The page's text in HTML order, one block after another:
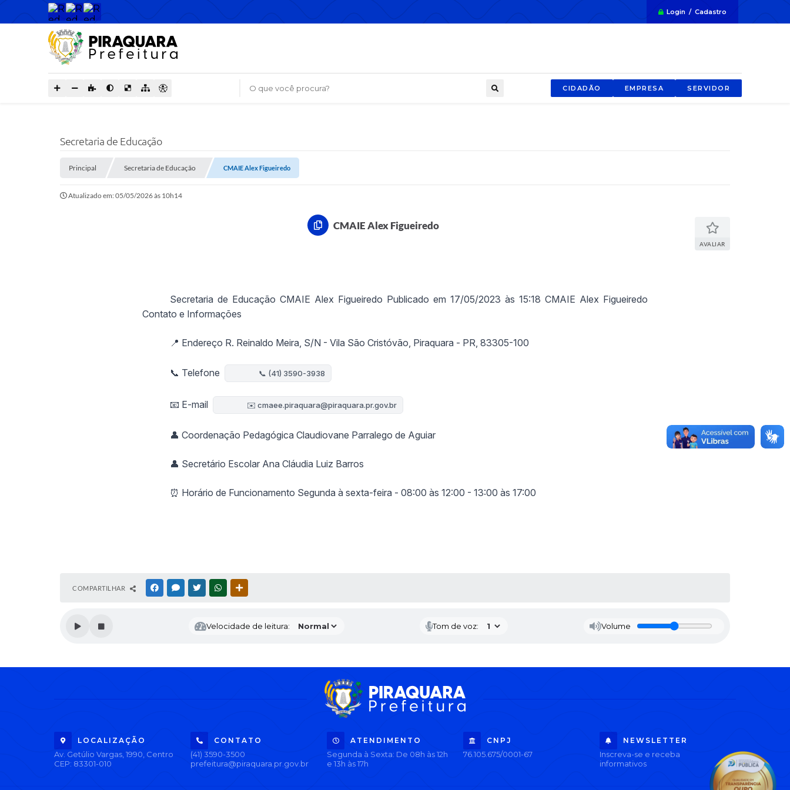
Login / Cadastro
O que você procura? CIDADÃO EMPRESA SERVIDOR
Secretaria de Educação
Principal Secretaria de Educação CMAIE Alex Figueiredo
Atualizado em: 05/05/2026 às 10h14
CMAIE Alex Figueiredo
AVALIAR
Secretaria de Educação CMAIE Alex Figueiredo Publicado em 17/05/2023 às 15:18 CMAIE Alex Figueiredo
Contato e Informações
📍 Endereço R. Reinaldo Meira, S/N - Vila São Cristóvão, Piraquara - PR, 83305-100
📞 Telefone 📞 (41) 3590-3938
📧 E-mail ✉️ cmaee.piraquara@piraquara.pr.gov.br
👤 Coordenação Pedagógica Claudiovane Parralego de Aguiar
👤 Secretário Escolar Ana Cláudia Luiz Barros
⏰ Horário de Funcionamento Segunda à sexta-feira - 08:00 às 12:00 - 13:00 às 17:00
COMPARTILHAR FACEBOOKMESSENGER
TWITTERWHATSAPP
Velocidade de leitura: Tom de voz: Volume
LOCALIZAÇÃO
Av. Getúlio Vargas, 1990, Centro
CEP: 83301-010
CONTATO
(41) 3590-3500
prefeitura@piraquara.pr.gov.br
ATENDIMENTO
Segunda à Sexta: De 08h às 12h
e 13h às 17h
CNPJ
76.105.675/0001-67
NEWSLETTER
Inscreva-se e receba
informativos